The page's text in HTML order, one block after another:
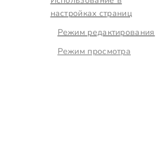
настройках страниц
Режим редактирования
Режим просмотра